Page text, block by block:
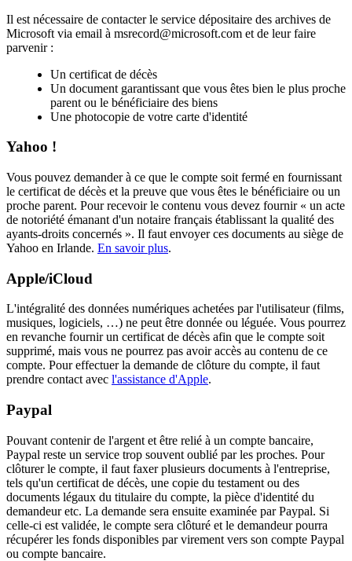
Il est nécessaire de contacter le service dépositaire des archives de
Microsoft via email à msrecord@microsoft.com et de leur faire
parvenir :
Un certificat de décès
Un document garantissant que vous êtes bien le plus proche
parent ou le bénéficiaire des biens
Une photocopie de votre carte d'identité
Yahoo !
Vous pouvez demander à ce que le compte soit fermé en fournissant
le certificat de décès et la preuve que vous êtes le bénéficiaire ou un
proche parent. Pour recevoir le contenu vous devez fournir « un acte
de notoriété émanant d'un notaire français établissant la qualité des
ayants-droits concernés ». Il faut envoyer ces documents au siège de
Yahoo en Irlande. En savoir plus.
Apple/iCloud
L'intégralité des données numériques achetées par l'utilisateur (films,
musiques, logiciels, …) ne peut être donnée ou léguée. Vous pourrez
en revanche fournir un certificat de décès afin que le compte soit
supprimé, mais vous ne pourrez pas avoir accès au contenu de ce
compte. Pour effectuer la demande de clôture du compte, il faut
prendre contact avec l'assistance d'Apple.
Paypal
Pouvant contenir de l'argent et être relié à un compte bancaire,
Paypal reste un service trop souvent oublié par les proches. Pour
clôturer le compte, il faut faxer plusieurs documents à l'entreprise,
tels qu'un certificat de décès, une copie du testament ou des
documents légaux du titulaire du compte, la pièce d'identité du
demandeur etc. La demande sera ensuite examinée par Paypal. Si
celle-ci est validée, le compte sera clôturé et le demandeur pourra
récupérer les fonds disponibles par virement vers son compte Paypal
ou compte bancaire.